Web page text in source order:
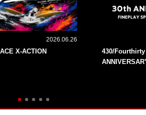
2026.06.26
X-ACTION
430/